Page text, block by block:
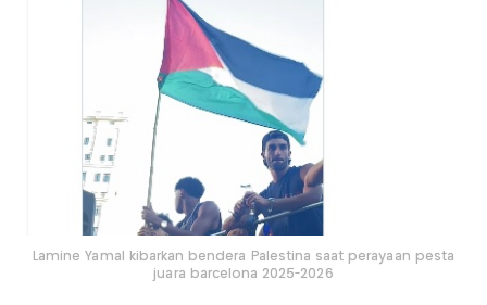
Lamine Yamal kibarkan bendera Palestina saat perayaan pesta
juara barcelona 2025-2026